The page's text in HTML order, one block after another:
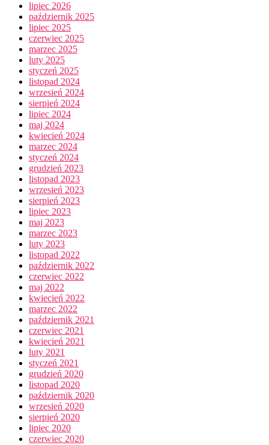
lipiec 2026
październik 2025
lipiec 2025
czerwiec 2025
marzec 2025
luty 2025
styczeń 2025
listopad 2024
wrzesień 2024
sierpień 2024
lipiec 2024
maj 2024
kwiecień 2024
marzec 2024
styczeń 2024
grudzień 2023
listopad 2023
wrzesień 2023
sierpień 2023
lipiec 2023
maj 2023
marzec 2023
luty 2023
listopad 2022
październik 2022
czerwiec 2022
maj 2022
kwiecień 2022
marzec 2022
październik 2021
czerwiec 2021
kwiecień 2021
luty 2021
styczeń 2021
grudzień 2020
listopad 2020
październik 2020
wrzesień 2020
sierpień 2020
lipiec 2020
czerwiec 2020